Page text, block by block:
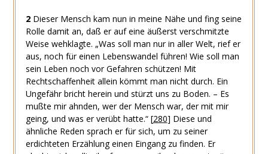
2Dieser Mensch kam nun in meine Nähe und fing seine
Rolle damit an, daß er auf eine äußerst verschmitzte
Weise wehklagte. „Was soll man nur in aller Welt, rief er
aus, noch für einen Lebenswandel führen! Wie soll man
sein Leben noch vor Gefahren schützen! Mit
Rechtschaffenheit allein kömmt man nicht durch. Ein
Ungefähr bricht herein und stürzt uns zu Boden. – Es
mußte mir ahnden, wer der Mensch war, der mit mir
geing, und was er verübt hatte.“ [280] Diese und
ähnliche Reden sprach er für sich, um zu seiner
erdichteten Erzählung einen Eingang zu finden. Er